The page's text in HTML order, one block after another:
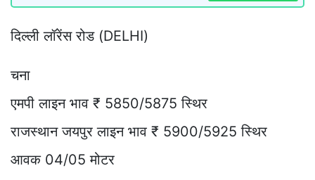
दिल्ली लॉरेंस रोड (DELHI)
चना
एमपी लाइन भाव ₹ 5850/5875 स्थिर
राजस्थान जयपुर लाइन भाव ₹ 5900/5925 स्थिर
आवक 04/05 मोटर